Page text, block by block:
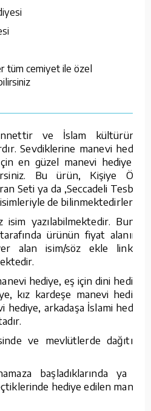
tüm cemiyet ile özel
ve İslam kültüründe
Sevdiklerine manevi hediye
en güzel manevi hediyeleri
Bu ürün, Kişiye Özel
Seti ya da ,Seccadeli Tesbihli
de bilinmektedirler.
yazılabilmektedir. Bunun
ürünün fiyat alanının
alan isim/söz ekle linkine
hediye, eş için dini hediye,
kız kardeşe manevi hediye,
hediye, arkadaşa İslami hediye
ve mevlütlerde dağıtılan
başladıklarında ya da
hediye edilen manevi